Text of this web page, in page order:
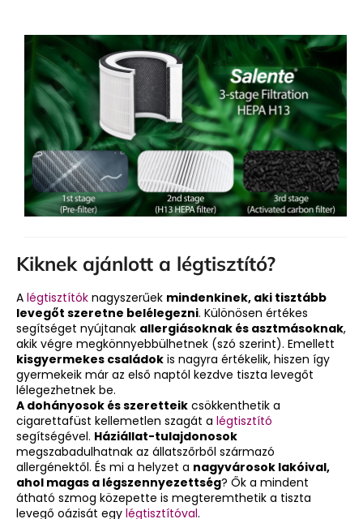
Kiknek ajánlott a légtisztító?
A légtisztítók nagyszerűek mindenkinek, aki tisztább
levegőt szeretne belélegezni. Különösen értékes
segítséget nyújtanak allergiásoknak és asztmásoknak,
akik végre megkönnyebbülhetnek (szó szerint). Emellett
kisgyermekes családok is nagyra értékelik, hiszen így
gyermekeik már az első naptól kezdve tiszta levegőt
lélegezhetnek be.
A dohányosok és szeretteik csökkenthetik a
cigarettafüst kellemetlen szagát a légtisztító
segítségével. Háziállat-tulajdonosok
megszabadulhatnak az állatszőrből származó
allergénektől. És mi a helyzet a nagyvárosok lakóival,
ahol magas a légszennyezettség? Ők a mindent
átható szmog közepette is megteremthetik a tiszta
levegő oázisát egy légtisztítóval.